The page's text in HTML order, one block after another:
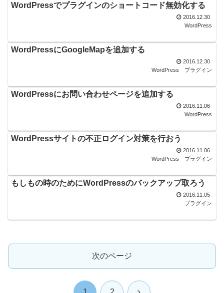
WordPressでプラグインのショートコード無効化する
2016.12.30
WordPress
WordPressにGoogleMapを追加する
2016.12.30
WordPress
プラグイン
WordPressにお問い合わせページを追加する
2016.11.06
WordPress
WordPressサイトの不正ログイン対策を行おう
2016.11.06
WordPress
プラグイン
もしもの時のためにWordPressのバックアップ取ろう
2016.11.05
プラグイン
次のページ
次